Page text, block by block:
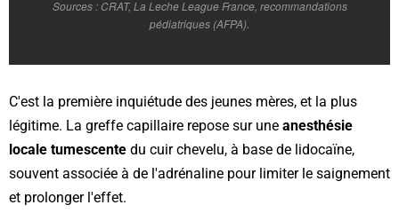
Sources : CRAT, La Leche League France, recommandations
pédiatriques (AFPA).
C'est la première inquiétude des jeunes mères, et la plus
légitime. La greffe capillaire repose sur une anesthésie
locale tumescente du cuir chevelu, à base de lidocaïne,
souvent associée à de l'adrénaline pour limiter le saignement
et prolonger l'effet.